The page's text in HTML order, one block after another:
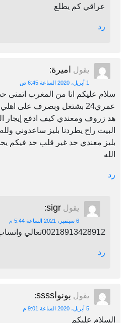
عراقي كم يطلع
رد
يقول اميرة:
1 أبريل، 2020 الساعة 6:45 ص
سلام عليكم انا من المغرب اتمنى
عمري24 بشتغل وبصرف
هد زروف ومعندي كيف ادفع إيجار
البيت راح يطردنا بليز ساعدوني
بليز معندي حد غير قلب حد فيكم
الله
رد
يقول sigr
:
6 سبتمبر، 2021 الساعة 5:44 م
00218913428912تعالي واتساب
رد
يقول بونواssss :
5 أبريل، 2020 الساعة 9:01 م
السلام عليكم